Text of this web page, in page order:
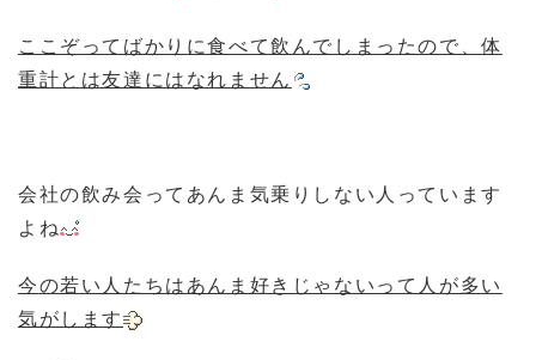
ここぞってばかりに食べて飲んでしまったので、体
重計とは友達にはなれません
会社の飲み会ってあんま気乗りしない人っています
よね
今の若い人たちはあんま好きじゃないって人が多い
気がします